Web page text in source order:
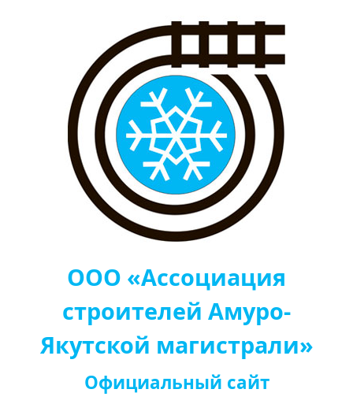
ООО «Ассоциация
строителей Амуро-
Якутской магистрали»
Официальный сайт